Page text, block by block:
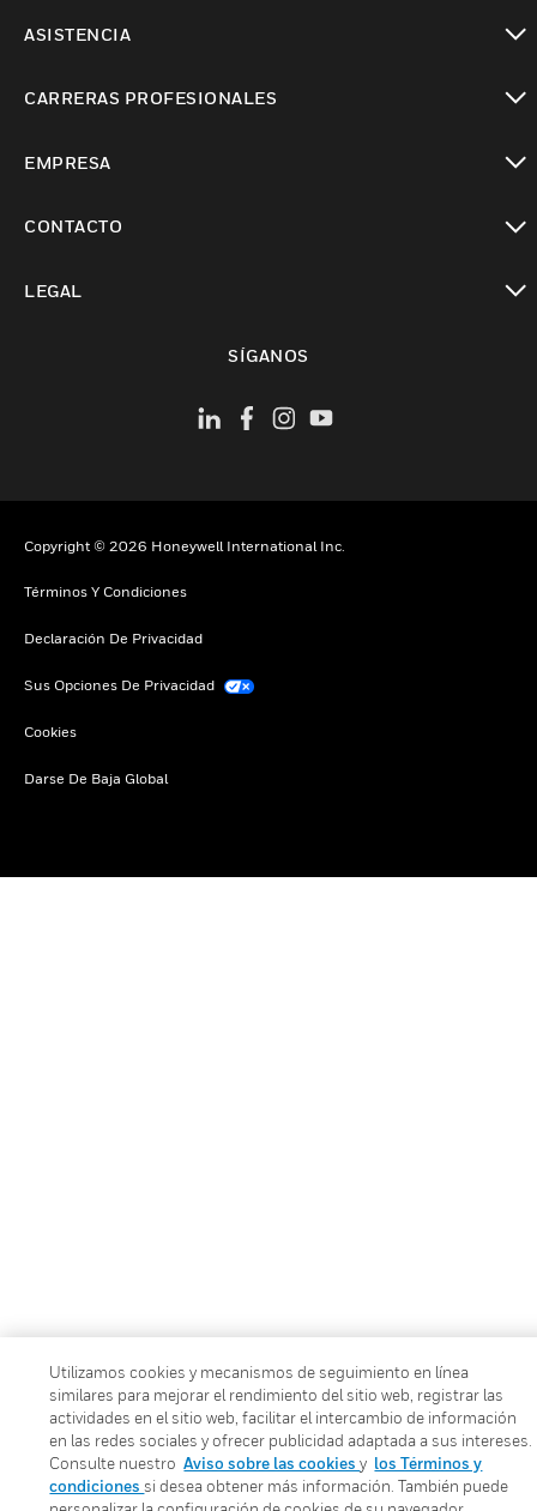
ASISTENCIA
CARRERAS PROFESIONALES
EMPRESA
CONTACTO
LEGAL
SÍGANOS
Copyright © 2026 Honeywell International Inc.
Términos Y Condiciones
Declaración De Privacidad
Sus Opciones De Privacidad
Cookies
Darse De Baja Global
Utilizamos cookies y mecanismos de seguimiento en línea
similares para mejorar el rendimiento del sitio web, registrar las
actividades en el sitio web, facilitar el intercambio de información
en las redes sociales y ofrecer publicidad adaptada a sus intereses.
Consulte nuestro Aviso sobre las cookiesy los Términos y
condicionessi desea obtener más información. También puede